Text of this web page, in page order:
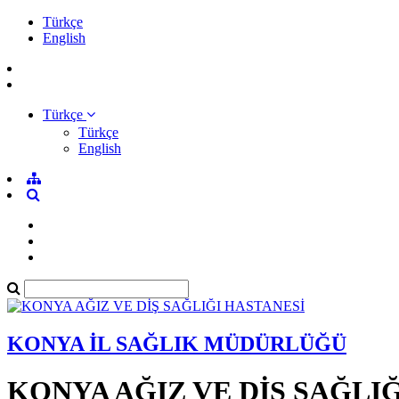
Türkçe
English
Türkçe
Türkçe
English
KONYA İL SAĞLIK MÜDÜRLÜĞÜ
KONYA AĞIZ VE DİŞ